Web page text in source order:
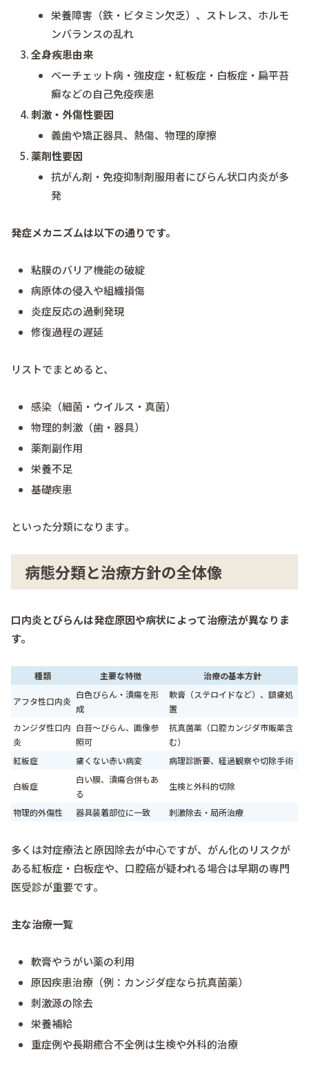
栄養障害（鉄・ビタミン欠乏）、ストレス、ホルモ
ンバランスの乱れ
全身疾患由来
ベーチェット病・強皮症・紅板症・白板症・扁平苔
癬などの自己免疫疾患
刺激・外傷性要因
義歯や矯正器具、熱傷、物理的摩擦
薬剤性要因
抗がん剤・免疫抑制剤服用者にびらん状口内炎が多
発
発症メカニズムは以下の通りです。
粘膜のバリア機能の破綻
病原体の侵入や組織損傷
炎症反応の過剰発現
修復過程の遅延
リストでまとめると、
感染（細菌・ウイルス・真菌）
物理的刺激（歯・器具）
薬剤副作用
栄養不足
基礎疾患
といった分類になります。
病態分類と治療方針の全体像
口内炎とびらんは発症原因や病状によって治療法が異なりま
す。
種類 主要な特徴 治療の基本方針
アフタ性口内炎
白色びらん・潰瘍を形
成
軟膏（ステロイドなど）、鎮痛処
置
カンジダ性口内
炎
白苔～びらん、画像参
照可
抗真菌薬（口腔カンジダ市販薬含
む）
紅板症
痛くない赤い病変 病理診断要、経過観察や切除手術
白板症
白い膜、潰瘍合併もあ
る
生検と外科的切除
物理的外傷性 器具装着部位に一致 刺激除去・局所治療
多くは対症療法と原因除去が中心ですが、がん化のリスクが
ある紅板症・白板症や、口腔癌が疑われる場合は早期の専門
医受診が重要です。
主な治療一覧
軟膏やうがい薬の利用
原因疾患治療（例：カンジダ症なら抗真菌薬）
刺激源の除去
栄養補給
重症例や長期癒合不全例は生検や外科的治療